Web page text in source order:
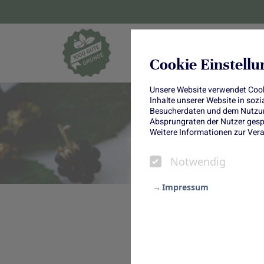
Cookie
Unsere Website verwendet
Inhalte unserer Website in
Besucherdaten und dem
Absprungraten der Nutzer
Weitere Informationen zur
Notwendig
Impressum
Ob für das sommerliche
köstliche Brombeer-